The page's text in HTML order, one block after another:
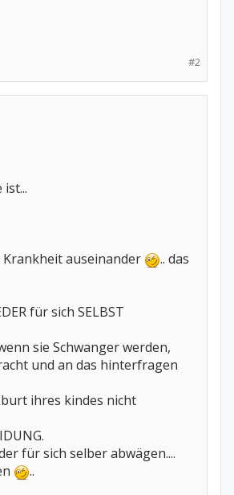
#2
Krankheit auseinander
.. das
für sich SELBST
sie Schwanger werden,
und an das hinterfragen
ihres kindes nicht
für sich selber abwägen....
..